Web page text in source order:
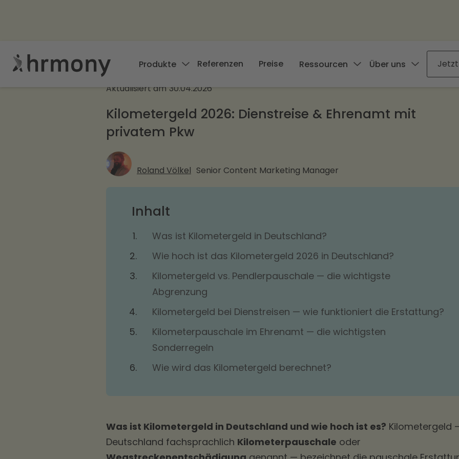
Produkte Referenzen Preise Ressourcen Über uns
Aktualisiert am 30.04.2026
Kilometergeld 2026: Dienstreise & Ehrenamt mit
privatem Pkw
Roland Völkel Senior Content Marketing Manager
Inhalt
Was ist Kilometergeld in Deutschland?
Wie hoch ist das Kilometergeld 2026 in Deutschland?
Kilometergeld vs. Pendlerpauschale — die wichtigste
Abgrenzung
Kilometergeld bei Dienstreisen — wie funktioniert die Erstattung?
Kilometerpauschale im Ehrenamt — die wichtigsten
Sonderregeln
Wie wird das Kilometergeld berechnet?
Was ist Kilometergeld in Deutschland und wie hoch ist es? Kilometergeld
Deutschland fachsprachlich Kilometerpauschale oder